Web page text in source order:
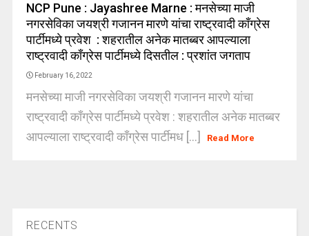
NCP Pune : Jayashree Marne : मनसेच्या माजी
नगरसेविका जयश्री गजानन मारणे यांचा राष्ट्रवादी काँग्रेस
पार्टीमध्ये प्रवेश : शहरातील अनेक मातब्बर आपल्याला
राष्ट्रवादी काँग्रेस पार्टीमध्ये दिसतील : प्रशांत जगताप
February 16, 2022
मनसेच्या माजी नगरसेविका जयश्री गजानन मारणे यांचा
राष्ट्रवादी काँग्रेस पार्टीमध्ये प्रवेश : शहरातील अनेक मातब्बर
आपल्याला राष्ट्रवादी काँग्रेस पार्टीमध [...]
Read More
RECENTS